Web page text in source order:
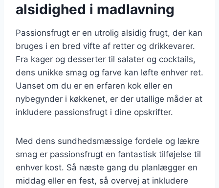
alsidighed i madlavning
Passionsfrugt er en utrolig alsidig frugt, der kan
bruges i en bred vifte af retter og drikkevarer.
Fra kager og desserter til salater og cocktails,
dens unikke smag og farve kan løfte enhver ret.
Uanset om du er en erfaren kok eller en
nybegynder i køkkenet, er der utallige måder at
inkludere passionsfrugt i dine opskrifter.
Med dens sundhedsmæssige fordele og lækre
smag er passionsfrugt en fantastisk tilføjelse til
enhver kost. Så næste gang du planlægger en
middag eller en fest, så overvej at inkludere